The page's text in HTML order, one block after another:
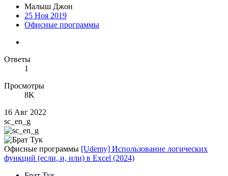
Малыш Джон
25 Ноя 2019
Офисные программы
Ответы
1
Просмотры
8K
16 Авг 2022
sc_en_g
Офисные программы [Udemy] Использование логических
функций (если, и, или) в Excel (2024)